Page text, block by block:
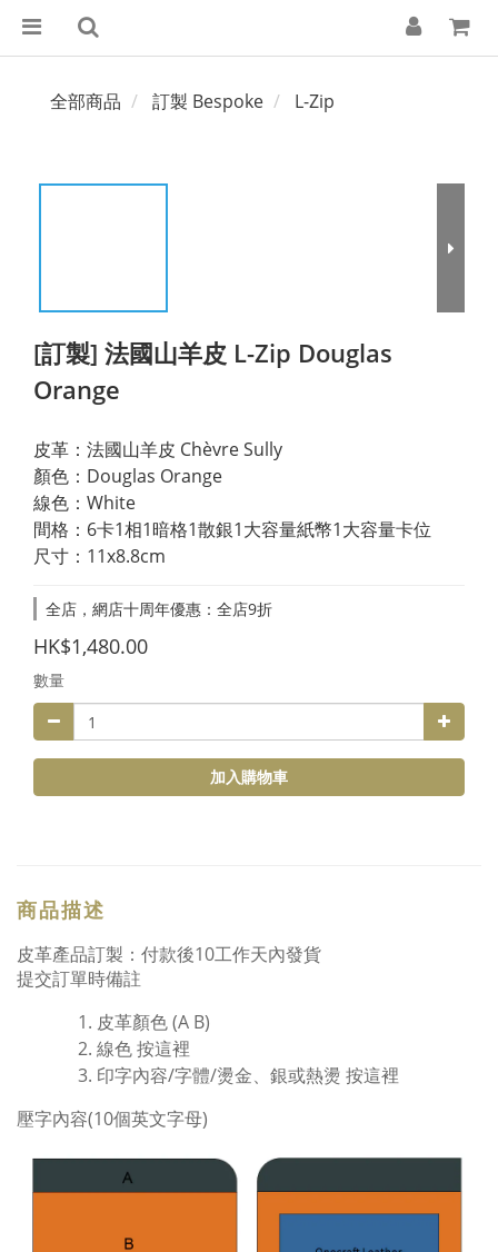
全部商品 訂製 Bespoke L-Zip
[訂製] 法國山羊皮 L-Zip Douglas
Orange
皮革：法國山羊皮 Chèvre Sully
顏色：Douglas Orange
線色：White
間格：6卡1相1暗格1散銀1大容量紙幣1大容量卡位
尺寸：11x8.8cm
全店，網店十周年優惠：全店9折
HK$1,480.00
數量
加入購物車
商品描述
皮革產品訂製：付款後10工作天內發貨
提交訂單時備註
皮革顏色 (A B)
線色按這裡
印字內容/字體/燙金、銀或熱燙 按這裡
壓字內容(10個英文字母)